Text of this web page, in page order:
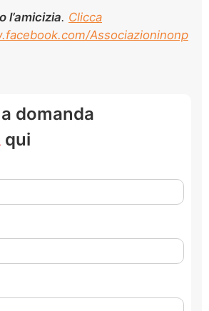
l’amicizia. Clicca
Associazioninonp
domanda
qui